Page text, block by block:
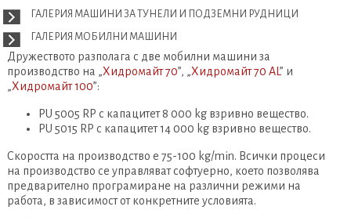
ГАЛЕРИЯ МАШИНИ ЗА ТУНЕЛИ И ПОДЗЕМНИ РУДНИЦИ
ГАЛЕРИЯ МОБИЛНИ МАШИНИ
Дружеството разполага с две мобилни машини за
производство на „Хидромайт 70”, „Хидромайт 70 AL ” и
„Хидромайт 100”:
PU 5005 RP с капацитет 8 000 kg взривно вещество.
PU 5015 RP с капацитет 14 000 kg взривно вещество.
Скоростта на производство е 75-100 kg/min. Всички процеси
на производство се управляват софтуерно, което позволява
предварително програмиране на различни режими на
работа, в зависимост от конкретните условията.